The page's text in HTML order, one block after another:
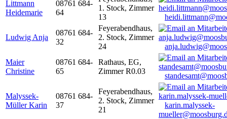
Littmann
Heidemarie
08761 684-
64
1. Stock, Zimmer
13
Ludwig Anja
08761 684-
32
Feyerabendhaus,
2. Stock, Zimmer
24
Maier
Christine
08761 684-
65
Rathaus, EG,
Zimmer R0.03
Malyssek-
Müller Karin
08761 684-
37
Feyerabendhaus,
2. Stock, Zimmer
21
karin.malyssek-